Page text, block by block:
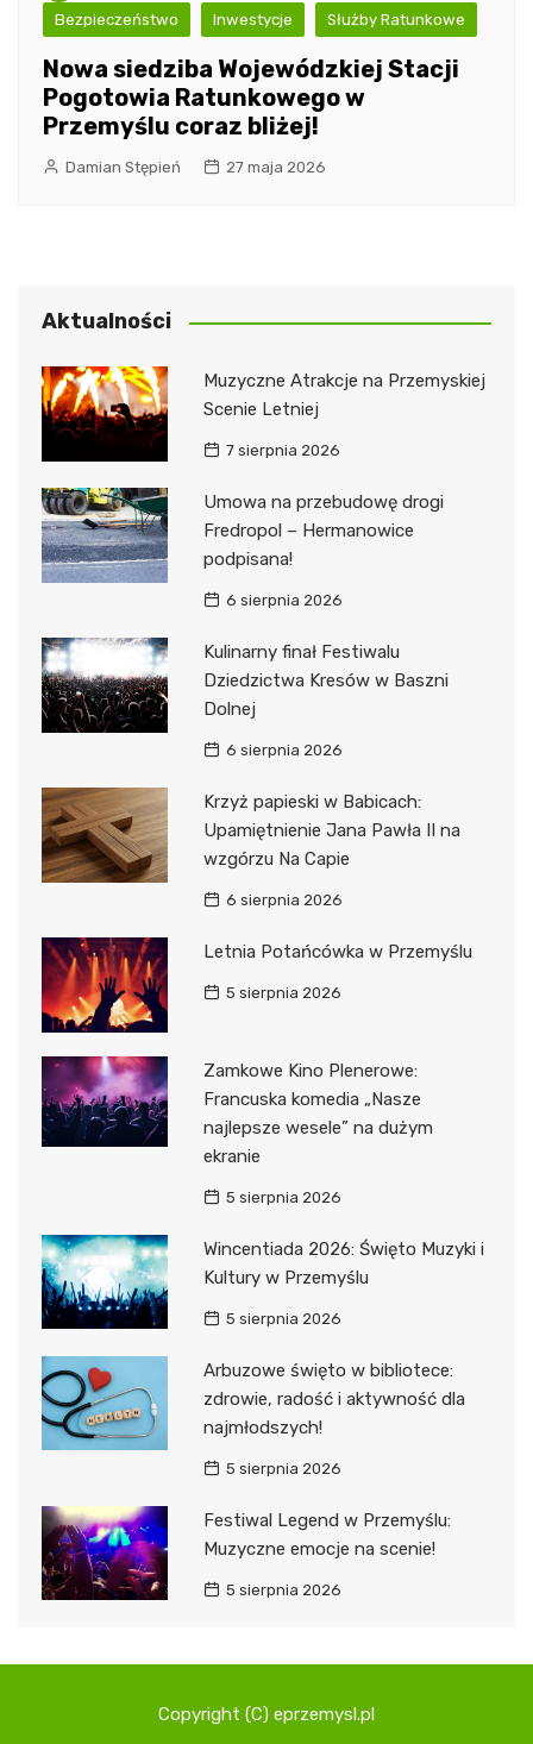
Bezpieczeństwo Inwestycje Służby Ratunkowe
Nowa siedziba Wojewódzkiej Stacji
Pogotowia Ratunkowego w
Przemyślu coraz bliżej!
Damian Stępień 27 maja 2026
Aktualności
Muzyczne Atrakcje na Przemyskiej
Scenie Letniej
7 sierpnia 2026
Umowa na przebudowę drogi
Fredropol – Hermanowice
podpisana!
6 sierpnia 2026
Kulinarny finał Festiwalu
Dziedzictwa Kresów w Baszni
Dolnej
6 sierpnia 2026
Krzyż papieski w Babicach:
Upamiętnienie Jana Pawła II na
wzgórzu Na Capie
6 sierpnia 2026
Letnia Potańcówka w Przemyślu
5 sierpnia 2026
Zamkowe Kino Plenerowe:
Francuska komedia „Nasze
najlepsze wesele” na dużym
ekranie
5 sierpnia 2026
Wincentiada 2026: Święto Muzyki i
Kultury w Przemyślu
5 sierpnia 2026
Arbuzowe święto w bibliotece:
zdrowie, radość i aktywność dla
najmłodszych!
5 sierpnia 2026
Festiwal Legend w Przemyślu:
Muzyczne emocje na scenie!
5 sierpnia 2026
Copyright (C) eprzemysl.pl